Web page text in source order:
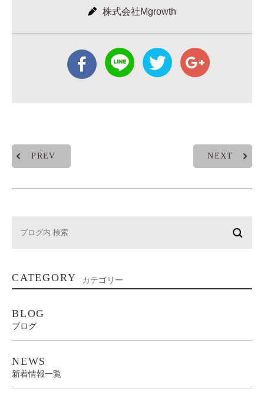
株式会社Mgrowth
PREV NEXT
CATEGORY カテゴリー
BLOG
ブログ
NEWS
新着情報一覧